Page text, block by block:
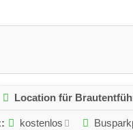
Location für
kostenlos